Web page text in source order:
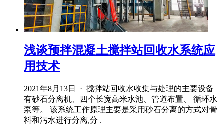
浅谈预拌混凝土搅拌站回收水系统应
用技术
2021年8月13日 · 搅拌站回收水收集与处理的主要设备
有砂石分离机、四个长宽高米水池、管道布置、 循环水
泵等。 该系统工作原理主要是采用砂石分离的方式对骨
料和污水进行分离,分 .